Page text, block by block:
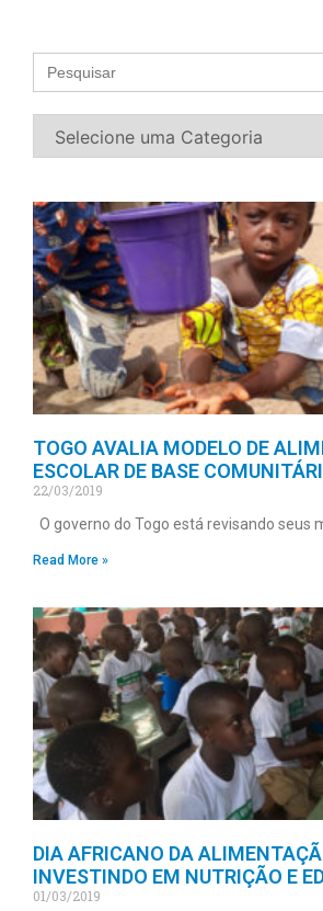
Search
for:
TOGO AVALIA MODELO DE
ESCOLAR DE BASE
22/03/2019
O governo do Togo está revisando seus
Read More »
DIA AFRICANO DA
INVESTINDO EM NUTRIÇÃO E
01/03/2019